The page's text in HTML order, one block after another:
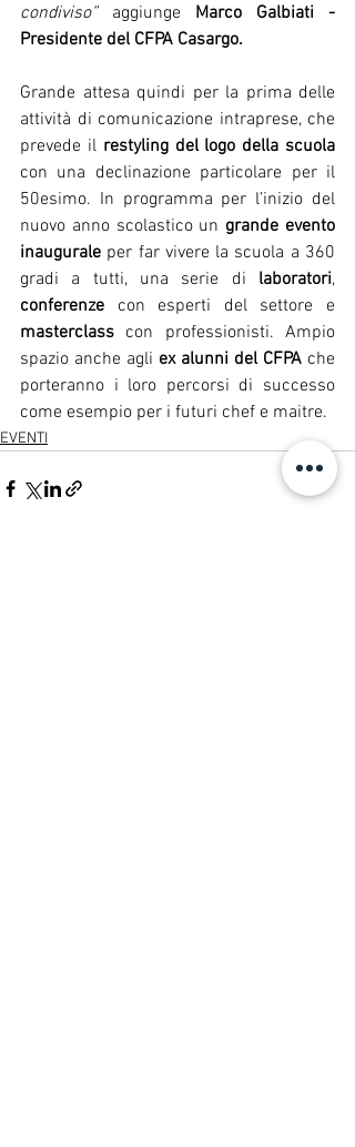
condiviso” aggiunge Marco Galbiati -
Presidente del CFPA Casargo.
Grande attesa quindi per la prima delle
attività di comunicazione intraprese, che
prevede il restyling del logo della scuola
con una declinazione particolare per il
50esimo. In programma per l’inizio del
nuovo anno scolastico un grande evento
inaugurale per far vivere la scuola a 360
gradi a tutti, una serie di laboratori
conferenze
masterclass con professionisti. Ampio
spazio anche agli ex alunni del CFPA che
porteranno i loro percorsi di successo
come esempio per i futuri chef e maitre.
EVENTI